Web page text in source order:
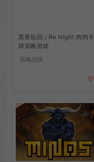
黑夜轮回 / Re Night 肉鸽卡
牌策略游戏
策略战棋